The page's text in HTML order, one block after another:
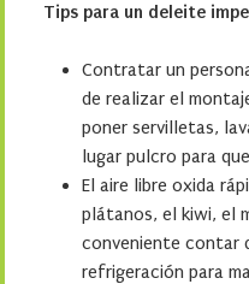
Tips para un deleite
Contratar un
de realizar el
poner servilletas,
lugar pulcro para
El aire libre oxida
plátanos, el kiwi, el
conveniente contar
refrigeración para